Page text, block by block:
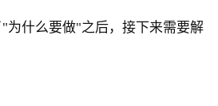
为什么要做"之后，接下来需要解